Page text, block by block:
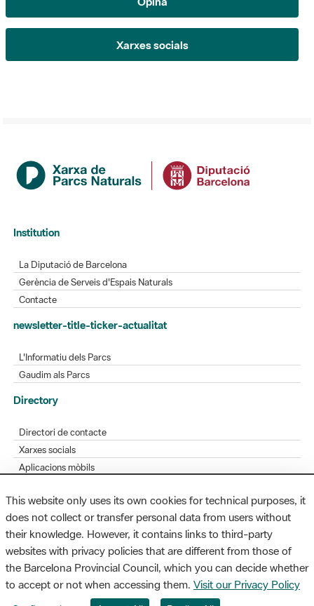
Xarxes socials
La Diputació de Barcelona
Contacte
newsletter-title-ticker-actualitat
L'Informatiu dels Parcs
Directory
Directori de contacte
Aplicacions mòbils
Bústia de suggeriments
Opineu sobre els parcs
MAPA WEB AVÍS LEGAL ACCESSIBILITAT
Diputació de Barcelona. Edifici Llacuna, 1a planta. Badajoz, 49. 08005
Barcelona. Tel. 934 022 428 / xarxaparcs@diba.cat
This website only uses its own cookies for technical purposes, it
does not collect or transfer personal data from users without
their knowledge. However, it contains links to third-party
websites with privacy policies that are different from those of
the Barcelona Provincial Council, which you can decide whether
to accept or not when accessing them. Visit our Privacy Policy